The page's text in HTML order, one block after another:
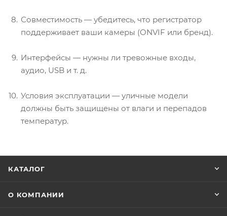
Совместимость — убедитесь, что регистратор
поддерживает ваши камеры (ONVIF или бренд).
Интерфейсы — нужны ли тревожные входы,
аудио, USB и т. д.
Условия эксплуатации — уличные модели
должны быть защищены от влаги и перепадов
температур.
КАТАЛОГ
О КОМПАНИИ